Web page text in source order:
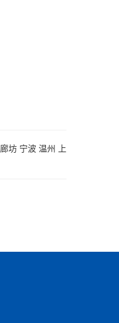
廊坊 宁波 温州
上